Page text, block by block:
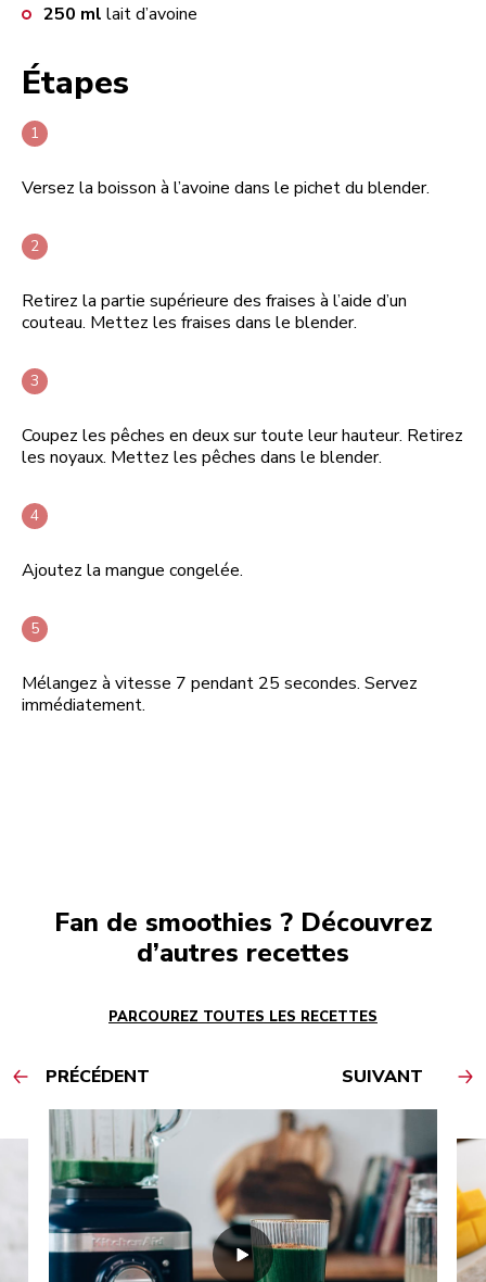
250 ml lait d’avoine
Étapes
Versez la boisson à l’avoine dans le pichet du blender.
Retirez la partie supérieure des fraises à l’aide d’un
couteau. Mettez les fraises dans le blender.
Coupez les pêches en deux sur toute leur hauteur. Retirez
les noyaux. Mettez les pêches dans le blender.
Ajoutez la mangue congelée.
Mélangez à vitesse 7 pendant 25 secondes. Servez
immédiatement.
Fan de smoothies ? Découvrez
d’autres recettes
PARCOUREZ TOUTES LES RECETTES
PRÉCÉDENT SUIVANT